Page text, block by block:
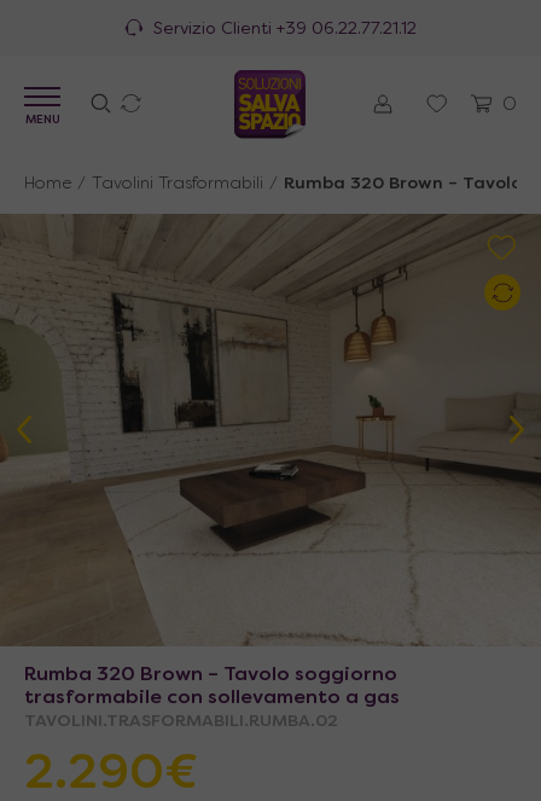
Servizio Clienti +39 06.22.77.21.12
0
MENU
Home / Tavolini Trasformabili / Rumba 320 Brown – Tavolo
Rumba 320 Brown – Tavolo soggiorno
trasformabile con sollevamento a gas
TAVOLINI.TRASFORMABILI.RUMBA.02
2.290€